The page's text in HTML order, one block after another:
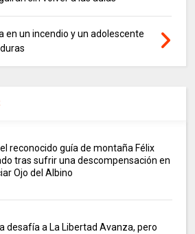
en un incendio y un adolescente
reconocido guía de montaña Félix
tras sufrir una descompensación en
Ojo del Albino
desafía a La Libertad Avanza, pero